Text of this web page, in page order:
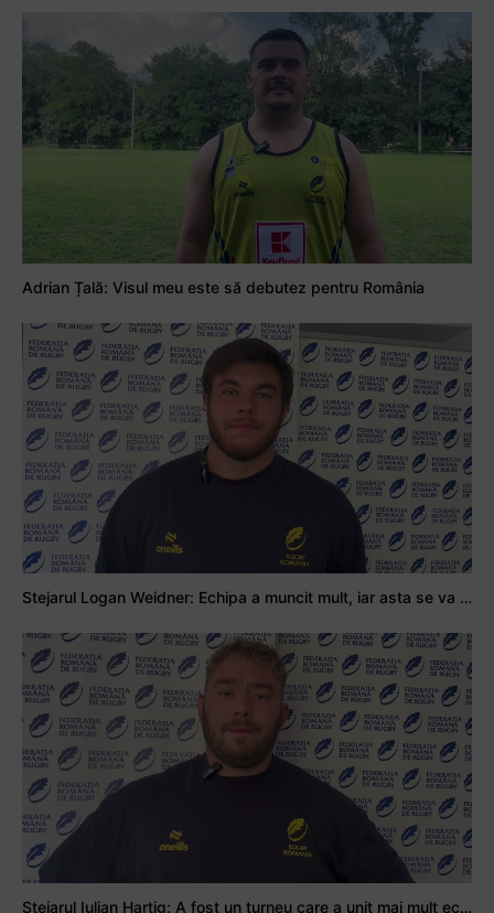
Adrian Țală: Visul meu este să debutez pentru România
Stejarul Logan Weidner: Echipa a muncit mult, iar asta se va vedea în meciurile de la Nations Cup
Stejarul Iulian Hartig: A fost un turneu care a unit mai mult echipa